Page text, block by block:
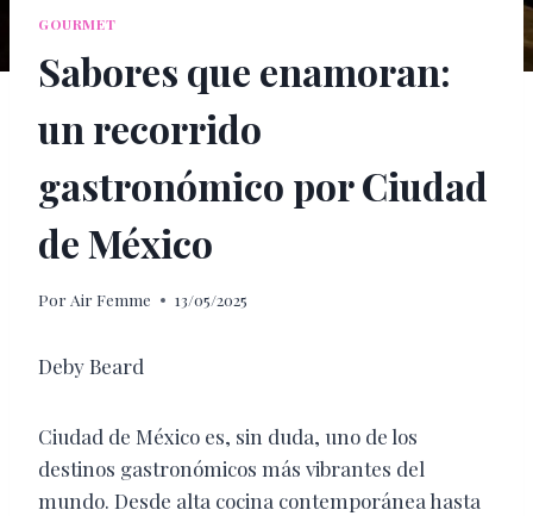
GOURMET
Sabores que enamoran:
un recorrido
gastronómico por Ciudad
de México
Por Air Femme 13/05/2025
Deby Beard
Ciudad de México es, sin duda, uno de los
destinos gastronómicos más vibrantes del
mundo. Desde alta cocina contemporánea hasta